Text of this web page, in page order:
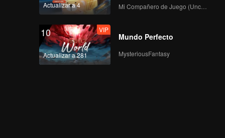
Actualizar a 4 Mi Compañero de Juego (Uncut Ver.)
10
Actualizar a 281
VIP
Mundo Perfecto
MysteriousFantasy